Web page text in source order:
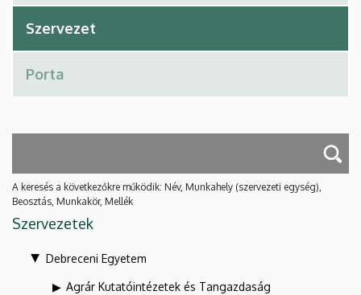
A keresés a következőkre működik: Név, Munkahely (szervezeti egység),
Beosztás, Munkakör, Mellék
Szervezetek
Debreceni Egyetem
Agrár Kutatóintézetek és Tangazdaság